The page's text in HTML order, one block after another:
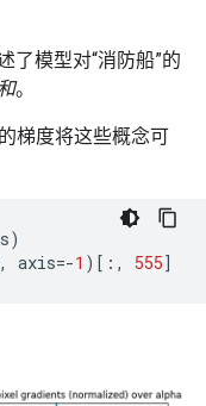
了模型对“消防船”的
。
梯度将这些概念可
)
, axis=-1 )[:, 555]